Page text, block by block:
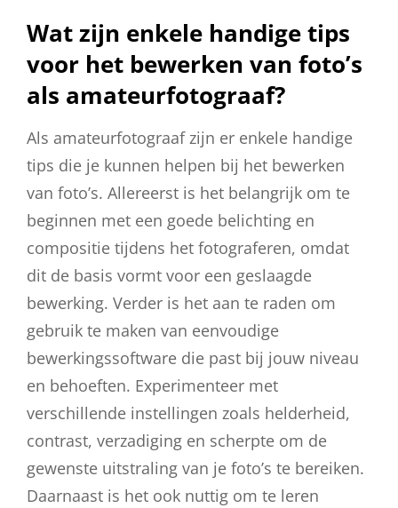
Wat zijn enkele handige tips
voor het bewerken van foto’s
als amateurfotograaf?
Als amateurfotograaf zijn er enkele handige
tips die je kunnen helpen bij het bewerken
van foto’s. Allereerst is het belangrijk om te
beginnen met een goede belichting en
compositie tijdens het fotograferen, omdat
dit de basis vormt voor een geslaagde
bewerking. Verder is het aan te raden om
gebruik te maken van eenvoudige
bewerkingssoftware die past bij jouw niveau
en behoeften. Experimenteer met
verschillende instellingen zoals helderheid,
contrast, verzadiging en scherpte om de
gewenste uitstraling van je foto’s te bereiken.
Daarnaast is het ook nuttig om te leren